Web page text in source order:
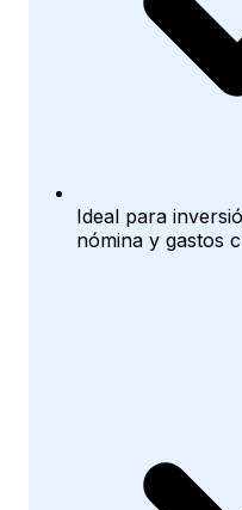
Ideal para
nómina y gastos